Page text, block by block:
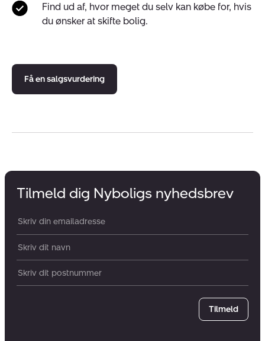
Find ud af, hvor meget du selv kan købe for, hvis
du ønsker at skifte bolig.
Få en salgsvurdering
Tilmeld dig Nyboligs nyhedsbrev
Din email:
Dit navn:
Postnummer
Tilmeld